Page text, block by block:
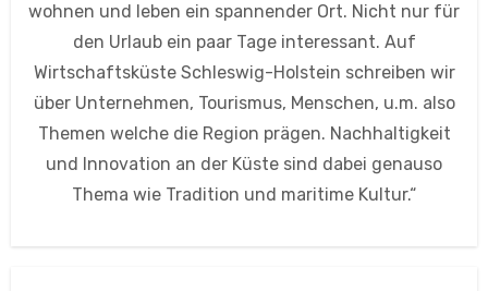
wohnen und leben ein spannender Ort. Nicht nur für
den Urlaub ein paar Tage interessant. Auf
Wirtschaftsküste Schleswig-Holstein schreiben wir
über Unternehmen, Tourismus, Menschen, u.m. also
Themen welche die Region prägen. Nachhaltigkeit
und Innovation an der Küste sind dabei genauso
Thema wie Tradition und maritime Kultur.“